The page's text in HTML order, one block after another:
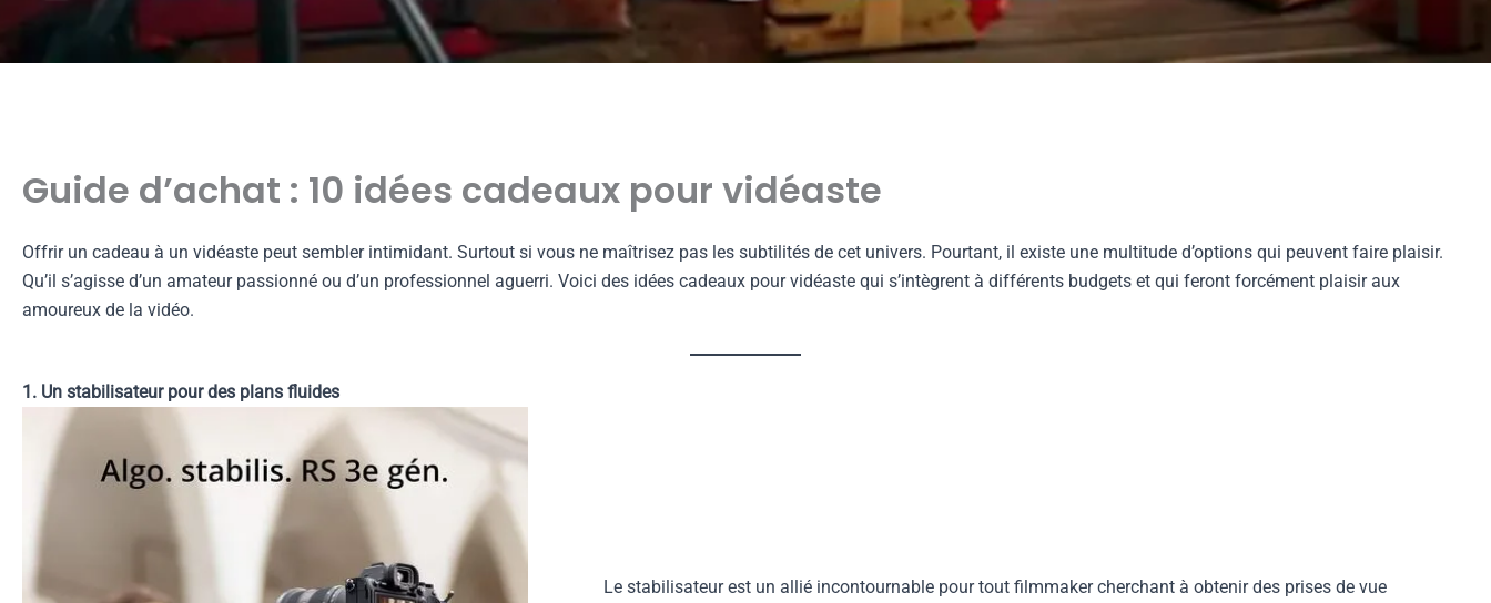
Guide d’achat : 10 idées cadeaux pour vidéaste
Offrir un cadeau à un vidéaste peut sembler intimidant. Surtout si vous ne maîtrisez pas les subtilités de cet univers. Pourtant, il existe une multitude d’options qui peuvent faire plaisir.
Qu’il s’agisse d’un amateur passionné ou d’un professionnel aguerri. Voici des idées cadeaux pour vidéaste qui s’intègrent à différents budgets et qui feront forcément plaisir aux
amoureux de la vidéo.
1. Un stabilisateur pour des plans fluides
Le stabilisateur est un allié incontournable pour tout filmmaker cherchant à obtenir des prises de vue